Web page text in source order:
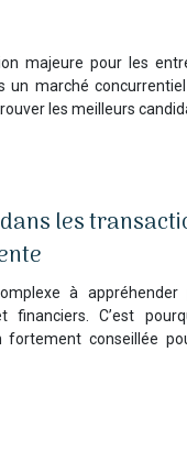
majeure pour les
marché
les meilleurs
les
à appréhender
financiers. C’est
fortement conseillée